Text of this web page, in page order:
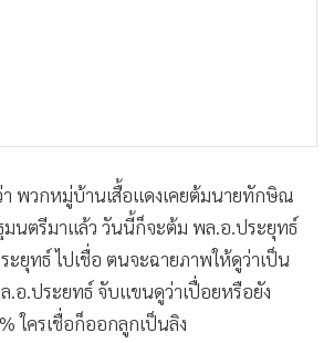
พวกหมู่บ้านเสื้อแดงเคยต้มนายทักษิณ
นตรีมาแล้ว วันนี้ก็จะต้ม พล.อ.ประยุทธ์
ยุทธ์ ไปเชื่อ ตนจะฉายภาพให้ดูว่าเป็น
.อ.ประยทธ์ จับแขนดูว่าเปื่อยหรือยัง
ใครเชื่อก็ออกลูกเป็นลิง